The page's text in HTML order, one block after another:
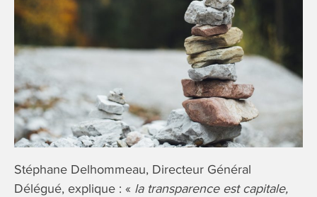
Stéphane Delhommeau, Directeur Général
Délégué, explique : « la transparence est capitale,